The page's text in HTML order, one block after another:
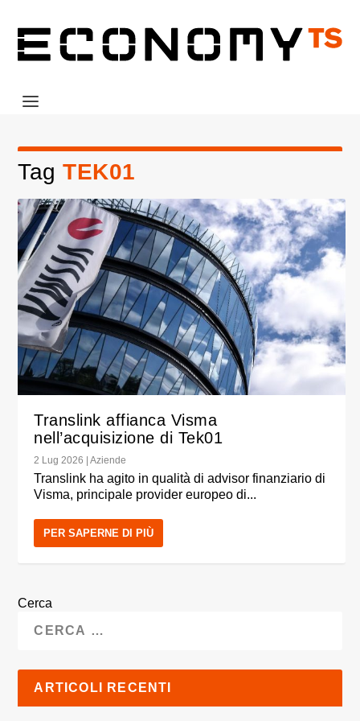
TagTEK01
Translink affianca Visma
nell’acquisizione di Tek01
2 Lug 2026 |Aziende
Translink ha agito in qualità di advisor finanziario di
Visma, principale provider europeo di...
PER SAPERNE DI PIÙ
Cerca
ARTICOLI RECENTI